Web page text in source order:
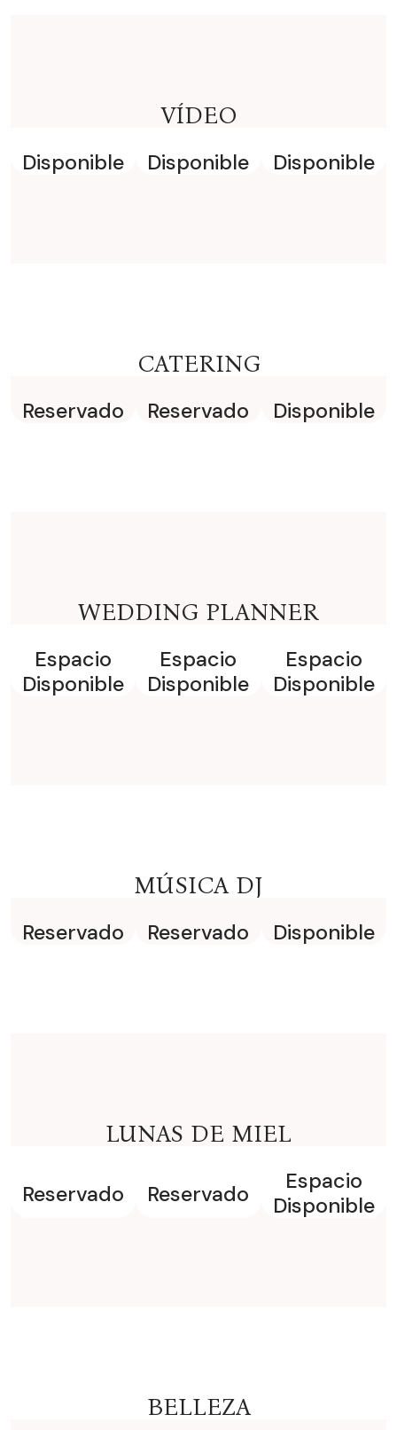
VÍDEO
Disponible Disponible Disponible
CATERING
Reservado Reservado Disponible
WEDDING PLANNER
Espacio
Disponible
Espacio
Disponible
Espacio
Disponible
MÚSICA DJ
Reservado Reservado Disponible
LUNAS DE MIEL
Reservado Reservado
Espacio
Disponible
BELLEZA